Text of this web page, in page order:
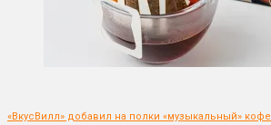
«ВкусВилл» добавил на полки «музыкальный» кофе